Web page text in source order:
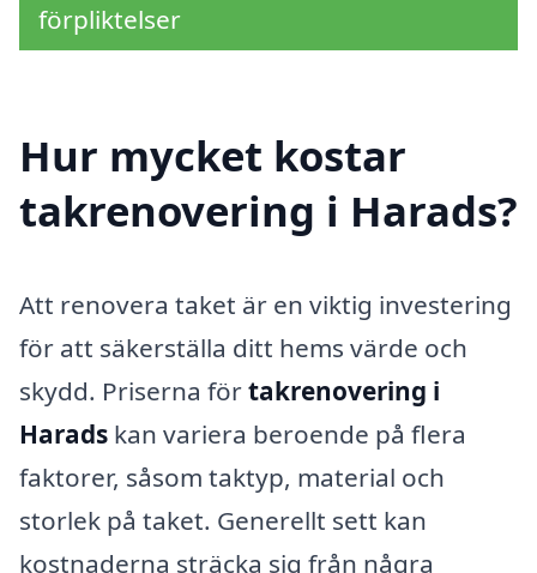
förpliktelser
Hur mycket kostar
takrenovering i Harads?
Att renovera taket är en viktig investering
för att säkerställa ditt hems värde och
skydd. Priserna förtakrenovering i
Harads kan variera beroende på flera
faktorer, såsom taktyp, material och
storlek på taket. Generellt sett kan
kostnaderna sträcka sig från några